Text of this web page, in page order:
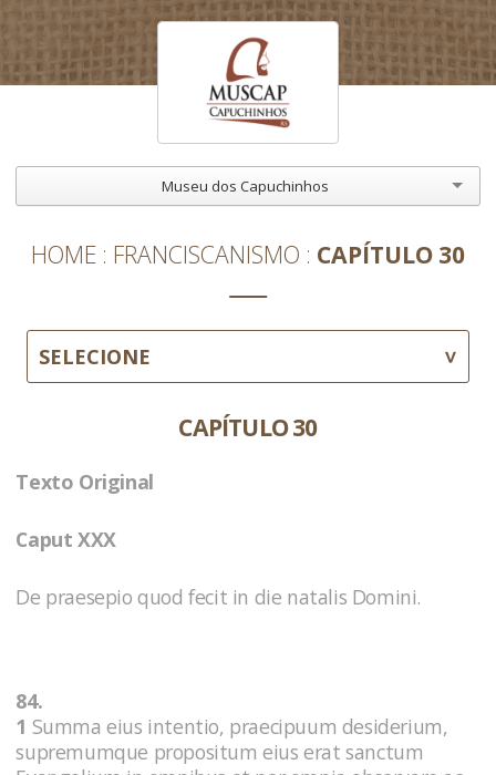
Museu dos Capuchinhos
HOME FRANCISCANISMO CAPÍTULO 30
SELECIONE
CAPÍTULO 30
Texto Original
Caput XXX
De praesepio quod fecit in die natalis Domini.
84.
1 Summa eius intentio, praecipuum desiderium,
supremumque propositum eius erat sanctum